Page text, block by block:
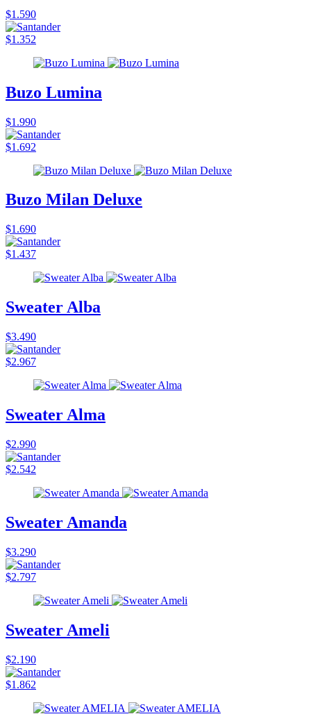
$1.590
$1.352
Buzo Lumina
$1.990
$1.692
Buzo Milan Deluxe
$1.690
$1.437
Sweater Alba
$3.490
$2.967
Sweater Alma
$2.990
$2.542
Sweater Amanda
$3.290
$2.797
Sweater Ameli
$2.190
$1.862